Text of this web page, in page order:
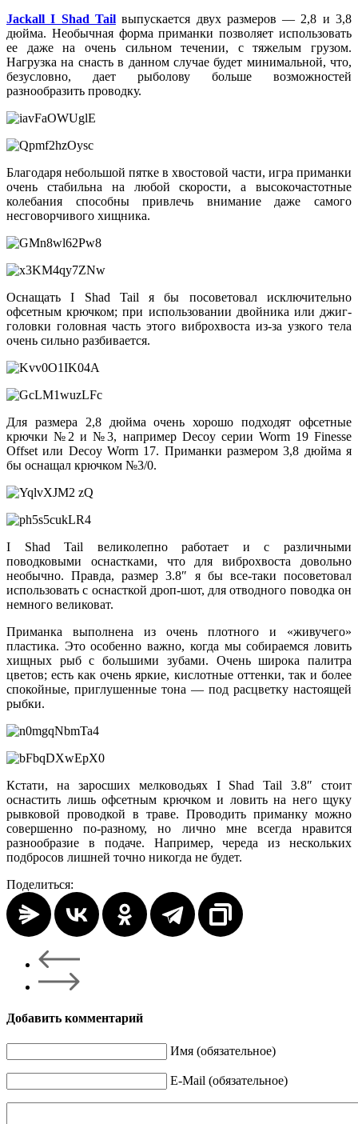
Jackall I Shad Tailвыпускается двух размеров — 2,8 и 3,8
дюйма. Необычная форма приманки позволяет использовать
ее даже на очень сильном течении, с тяжелым грузом.
Нагрузка на снасть в данном случае будет минимальной, что,
безусловно, дает рыболову больше возможностей
разнообразить проводку.
Благодаря небольшой пятке в хвостовой части, игра приманки
очень стабильна на любой скорости, а высокочастотные
колебания способны привлечь внимание даже самого
несговорчивого хищника.
Оснащать I Shad Tail я бы посоветовал исключительно
офсетным крючком; при использовании двойника или джиг-
головки головная часть этого виброхвоста из-за узкого тела
очень сильно разбивается.
Для размера 2,8 дюйма очень хорошо подходят офсетные
крючки №2 и №3, например Decoy серии Worm 19 Finesse
Offset или Decoy Worm 17. Приманки размером 3,8 дюйма я
бы оснащал крючком №3/0.
I Shad Tail великолепно работает и с различными
поводковыми оснастками, что для виброхвоста довольно
необычно. Правда, размер 3.8″ я бы все-таки посоветовал
использовать с оснасткой дроп-шот, для отводного поводка он
немного великоват.
Приманка выполнена из очень плотного и «живучего»
пластика. Это особенно важно, когда мы собираемся ловить
хищных рыб с большими зубами. Очень широка палитра
цветов; есть как очень яркие, кислотные оттенки, так и более
спокойные, приглушенные тона — под расцветку настоящей
рыбки.
Кстати, на заросших мелководьях I Shad Tail 3.8″ стоит
оснастить лишь офсетным крючком и ловить на него щуку
рывковой проводкой в траве. Проводить приманку можно
совершенно по-разному, но лично мне всегда нравится
разнообразие в подаче. Например, череда из нескольких
подбросов лишней точно никогда не будет.
Поделиться:
Добавить комментарий
Имя (обязательное)
E-Mail (обязательное)